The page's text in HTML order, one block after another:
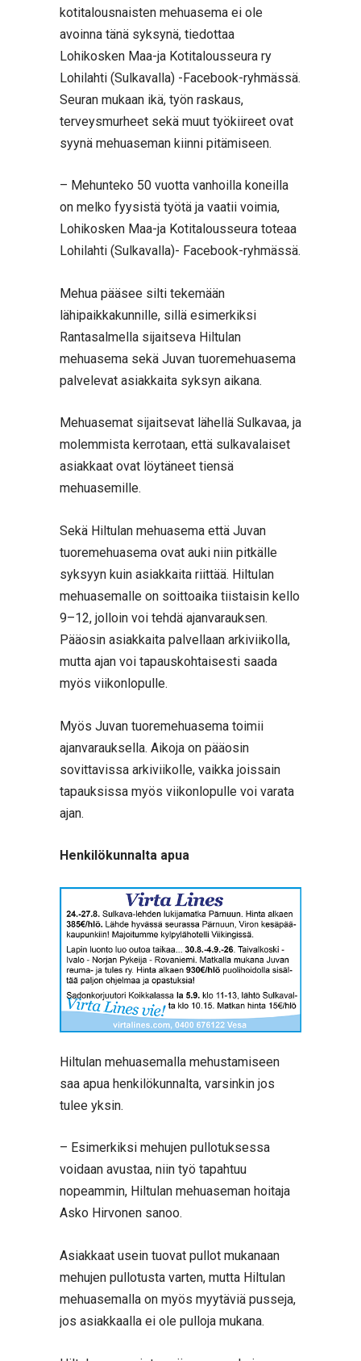
kotitalousnaisten mehuasema ei ole
avoinna tänä syksynä, tiedottaa
Lohikosken Maa-ja Kotitalousseura ry
Lohilahti (Sulkavalla) -Facebook-ryhmässä.
Seuran mukaan ikä, työn raskaus,
terveysmurheet sekä muut työkiireet ovat
syynä mehuaseman kiinni pitämiseen.
– Mehunteko 50 vuotta vanhoilla koneilla
on melko fyysistä työtä ja vaatii voimia,
Lohikosken Maa-ja Kotitalousseura toteaa
Lohilahti (Sulkavalla)- Facebook-ryhmässä.
Mehua pääsee silti tekemään
lähipaikkakunnille, sillä esimerkiksi
Rantasalmella sijaitseva Hiltulan
mehuasema sekä Juvan tuoremehuasema
palvelevat asiakkaita syksyn aikana.
Mehuasemat sijaitsevat lähellä Sulkavaa, ja
molemmista kerrotaan, että sulkavalaiset
asiakkaat ovat löytäneet tiensä
mehuasemille.
Sekä Hiltulan mehuasema että Juvan
tuoremehuasema ovat auki niin pitkälle
syksyyn kuin asiakkaita riittää. Hiltulan
mehuasemalle on soittoaika tiistaisin kello
9–12, jolloin voi tehdä ajanvarauksen.
Pääosin asiakkaita palvellaan arkiviikolla,
mutta ajan voi tapauskohtaisesti saada
myös viikonlopulle.
Myös Juvan tuoremehuasema toimii
ajanvarauksella. Aikoja on pääosin
sovittavissa arkiviikolle, vaikka joissain
tapauksissa myös viikonlopulle voi varata
ajan.
Henkilökunnalta apua
Hiltulan mehuasemalla mehustamiseen
saa apua henkilökunnalta, varsinkin jos
tulee yksin.
– Esimerkiksi mehujen pullotuksessa
voidaan avustaa, niin työ tapahtuu
nopeammin, Hiltulan mehuaseman hoitaja
Asko Hirvonen sanoo.
Asiakkaat usein tuovat pullot mukanaan
mehujen pullotusta varten, mutta Hiltulan
mehuasemalla on myös myytäviä pusseja,
jos asiakkaalla ei ole pulloja mukana.